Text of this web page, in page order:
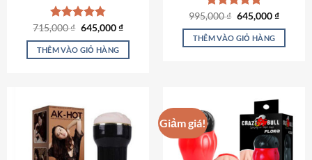
Được xếp
hạng4.79
5 sao
715,000₫ Giá
là:
715,000 ₫.
645,000₫Giá
tại
THÊM VÀO GIỎ HÀNG
Được xếp
hạng4.88
5 sao
995,000₫ Giá
là:
995,000 ₫.
645,000₫Giá
tại
THÊM VÀO GIỎ HÀNG
Giảm giá!